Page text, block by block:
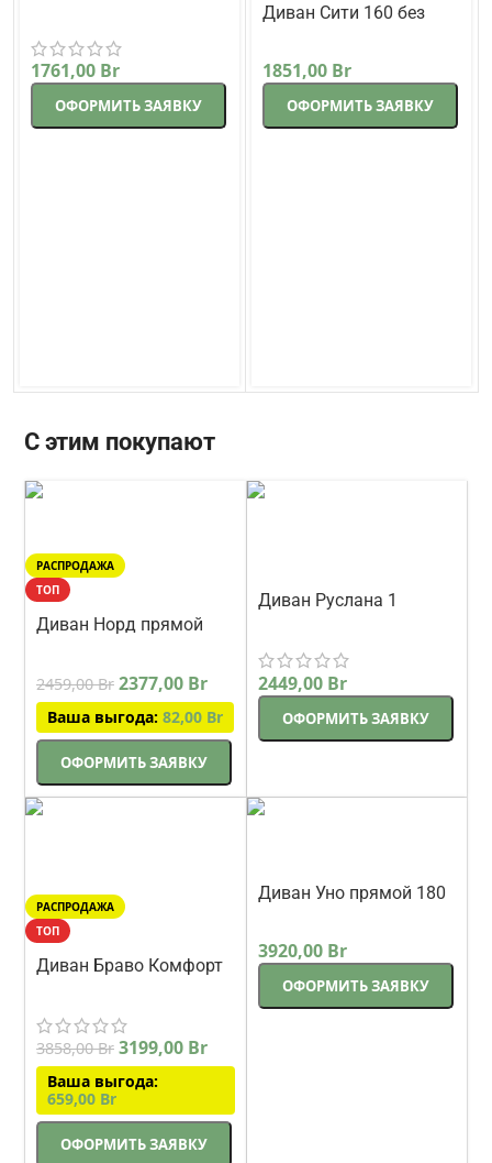
бежевый
1761,00 Br
ОФОРМИТЬ ЗАЯВКУ
Диван Сити 160 без
171 см коричневый
1851,00 Br
ОФОРМИТЬ ЗАЯВКУ
С этим покупают
РАСПРОДАЖА
ТОП
Диван Норд прямой
2459,00Br 2377,00 Br
Ваша выгода: 82,00 Br
ОФОРМИТЬ ЗАЯВКУ
Диван Руслана 1
2449,00 Br
ОФОРМИТЬ ЗАЯВКУ
РАСПРОДАЖА
ТОП
Диван Браво Комфорт
3858,00Br 3199,00 Br
Ваша выгода:
659,00 Br
ОФОРМИТЬ ЗАЯВКУ
Диван Уно прямой 180
3920,00 Br
ОФОРМИТЬ ЗАЯВКУ